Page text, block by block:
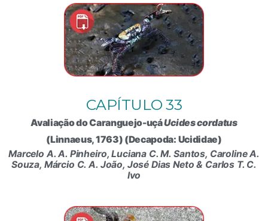
CAPÍTULO 33
Avaliação do Caranguejo-uçáUcides cordatus
(Linnaeus, 1763) (Decapoda: Ucididae)
Marcelo A. A. Pinheiro, Luciana C. M. Santos, Caroline A.
Souza, Márcio C. A. João, José Dias Neto & Carlos T. C.
Ivo